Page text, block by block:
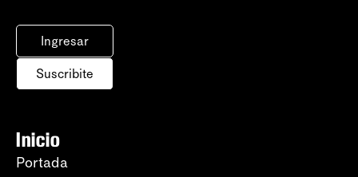
Ingresar
Suscribite
Inicio
Portada